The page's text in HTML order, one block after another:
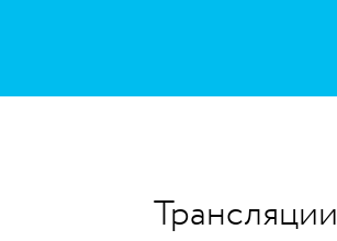
Трансляции